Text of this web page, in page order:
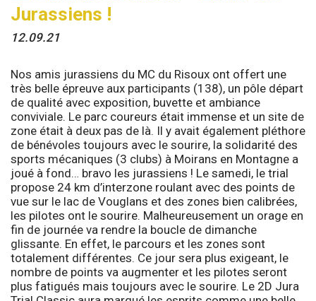
Jurassiens !
12.09.21
Nos amis jurassiens du MC du Risoux ont offert une
très belle épreuve aux participants (138), un pôle départ
de qualité avec exposition, buvette et ambiance
conviviale. Le parc coureurs était immense et un site de
zone était à deux pas de là. Il y avait également pléthore
de bénévoles toujours avec le sourire, la solidarité des
sports mécaniques (3 clubs) à Moirans en Montagne a
joué à fond… bravo les jurassiens ! Le samedi, le trial
propose 24 km d’interzone roulant avec des points de
vue sur le lac de Vouglans et des zones bien calibrées,
les pilotes ont le sourire. Malheureusement un orage en
fin de journée va rendre la boucle de dimanche
glissante. En effet, le parcours et les zones sont
totalement différentes. Ce jour sera plus exigeant, le
nombre de points va augmenter et les pilotes seront
plus fatigués mais toujours avec le sourire. Le 2D Jura